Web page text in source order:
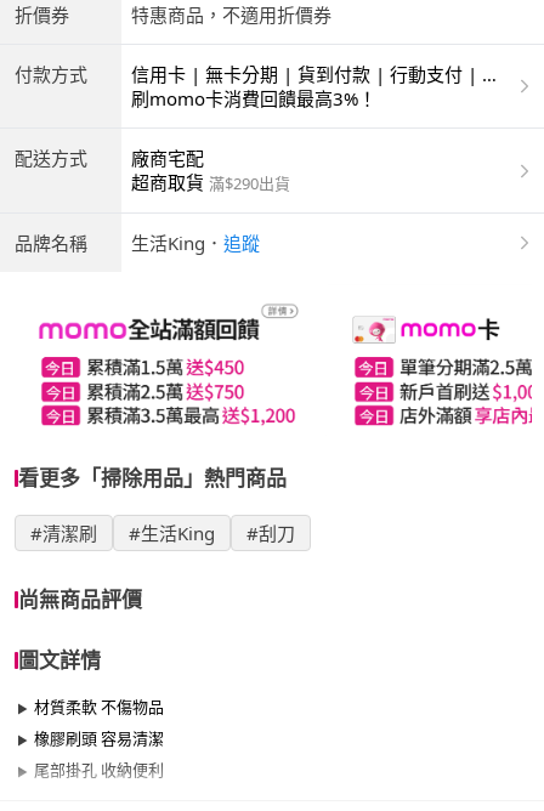
折價券 特惠商品，不適用折價券
付款方式
信用卡 | 無卡分期 | 貨到付款 | 行動支付 | 超
商付款 | ATM | 銀聯卡
刷momo卡消費回饋最高3%！
配送方式
廠商宅配
超商取貨 滿$290出貨
品牌名稱 生活King ． 追蹤
看更多「掃除用品」熱門商品
#清潔刷 #生活King #刮刀
尚無商品評價
圖文詳情
材質柔軟 不傷物品
橡膠刷頭 容易清潔
尾部掛孔 收納便利